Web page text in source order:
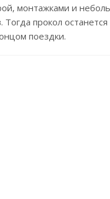
монтажками и
Тогда прокол
поездки.